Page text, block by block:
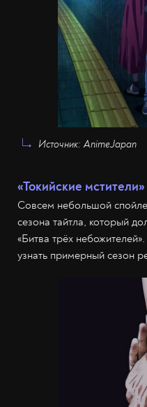
Источник: AnimeJapan
«Токийские мстители»
Совсем небольшой
сезона тайтла, который
«Битва трёх
узнать примерный сезон